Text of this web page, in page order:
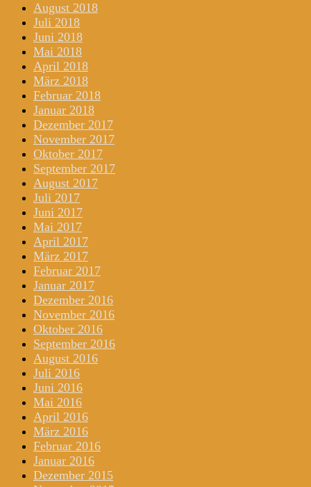
August 2018
Juli 2018
Juni 2018
Mai 2018
April 2018
März 2018
Februar 2018
Januar 2018
Dezember 2017
November 2017
Oktober 2017
September 2017
August 2017
Juli 2017
Juni 2017
Mai 2017
April 2017
März 2017
Februar 2017
Januar 2017
Dezember 2016
November 2016
Oktober 2016
September 2016
August 2016
Juli 2016
Juni 2016
Mai 2016
April 2016
März 2016
Februar 2016
Januar 2016
Dezember 2015